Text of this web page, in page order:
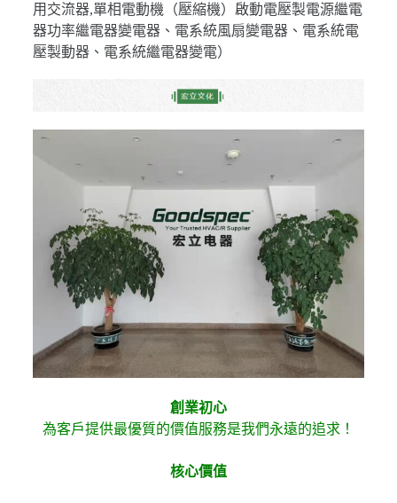
用交流器,單相電動機（壓縮機）啟動電壓製電源繼電
器功率繼電器變電器、電系統風扇變電器、電系統電
壓製動器、電系統繼電器變電）
創業初心
為客戶提供最優質的價值服務是我們永遠的追求！
核心價值